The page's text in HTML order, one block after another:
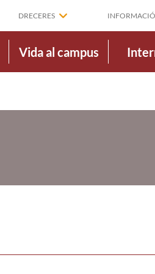
DRECERES INFORMACIÓ
Vida al campus